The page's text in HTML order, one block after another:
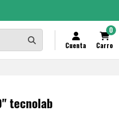
Cuenta
0
Carro
tecnolab